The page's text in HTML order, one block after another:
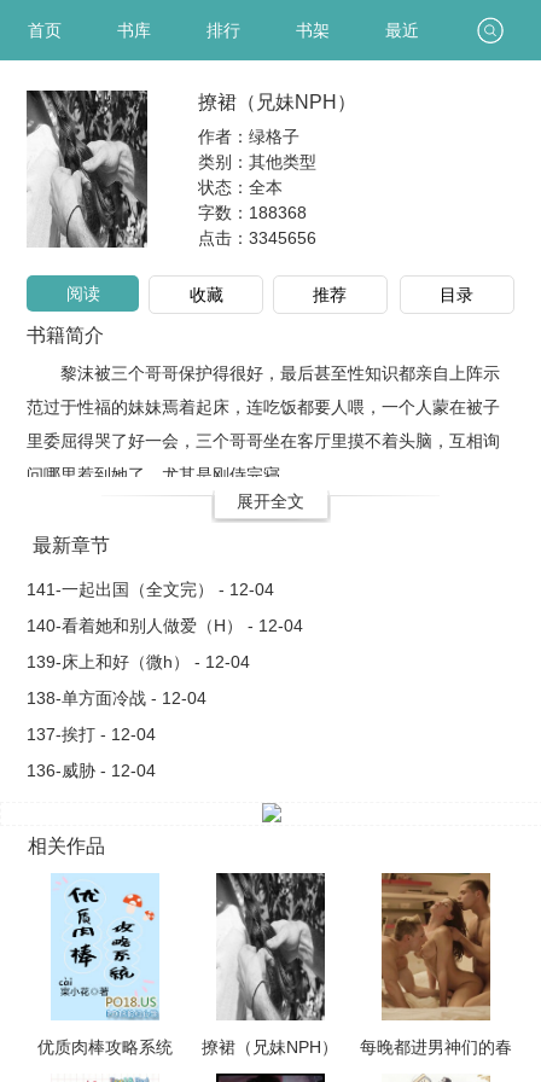
首页 书库 排行 书架 最近
撩裙（兄妹NPH）
作者：绿格子
类别：其他类型
状态：全本
字数：188368
点击： 3345656
阅读 收藏 推荐 目录
书籍简介
黎沫被三个哥哥保护得很好，最后甚至性知识都亲自上阵示
范过于性福的妹妹焉着起床，连吃饭都要人喂，一个人蒙在被子
里委屈得哭了好一会，三个哥哥坐在客厅里摸不着头脑，互相询
问哪里惹到她了，尤其是刚侍完寝..
展开全文
最新章节
141-一起出国（全文完） - 12-04
140-看着她和别人做爱（H） - 12-04
139-床上和好（微h） - 12-04
138-单方面冷战 - 12-04
137-挨打 - 12-04
136-威胁 - 12-04
相关作品
优质肉棒攻略系统
撩裙（兄妹NPH）
每晚都进男神们的春